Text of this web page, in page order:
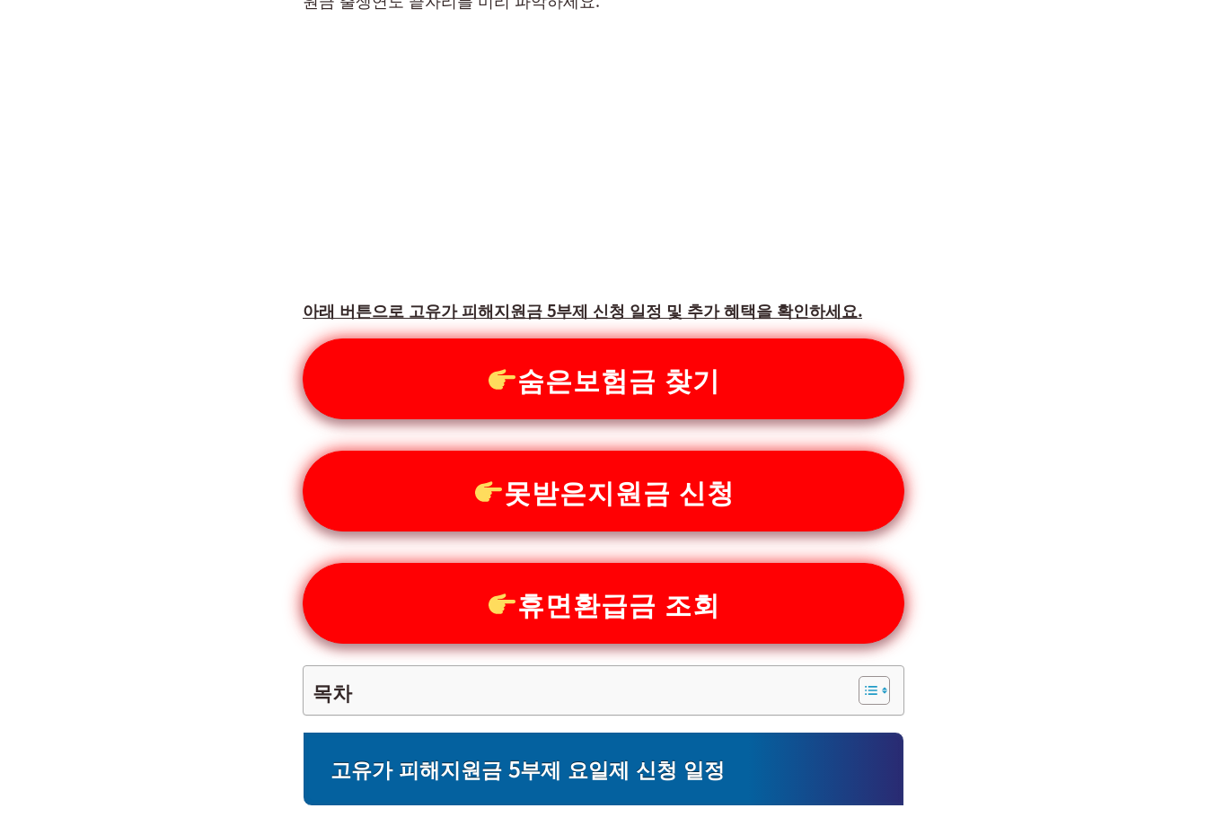
아래 버튼으로 고유가 피해지원금 5부제 신청 일정 및 추가 혜택을 확인하세요.
숨은보험금 찾기
못받은지원금 신청
휴면환급금 조회
목차
고유가 피해지원금 5부제 요일제 신청 일정